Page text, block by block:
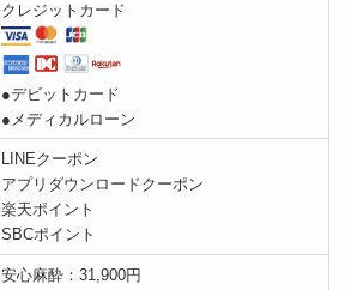
クレジットカード
●デビットカード
●メディカルローン
LINEクーポン
アプリダウンロードクーポン
楽天ポイント
SBCポイント
安心麻酔：31,900円